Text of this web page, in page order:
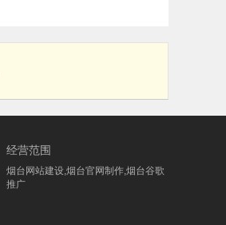
经营范围
烟台网站建设,烟台官网制作,烟台谷歌
推广